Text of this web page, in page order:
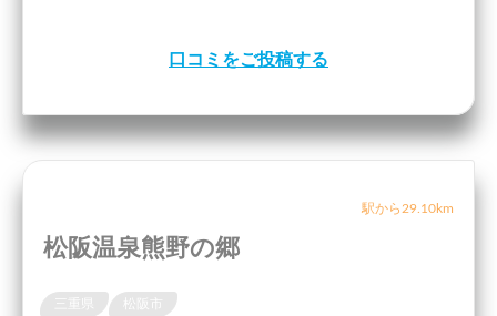
口コミをご投稿する
駅から29.10km
松阪温泉熊野の郷